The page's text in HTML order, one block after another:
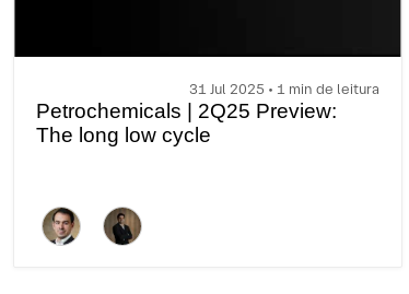
31 Jul 2025 • 1 min de leitura
Petrochemicals | 2Q25 Preview:
The long low cycle